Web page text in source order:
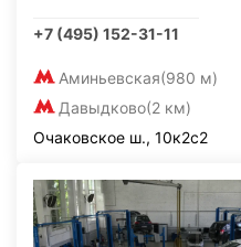
+7 (495) 152-31-11
Аминьевская(980 м)
Давыдково(2 км)
Очаковское ш., 10к2с2